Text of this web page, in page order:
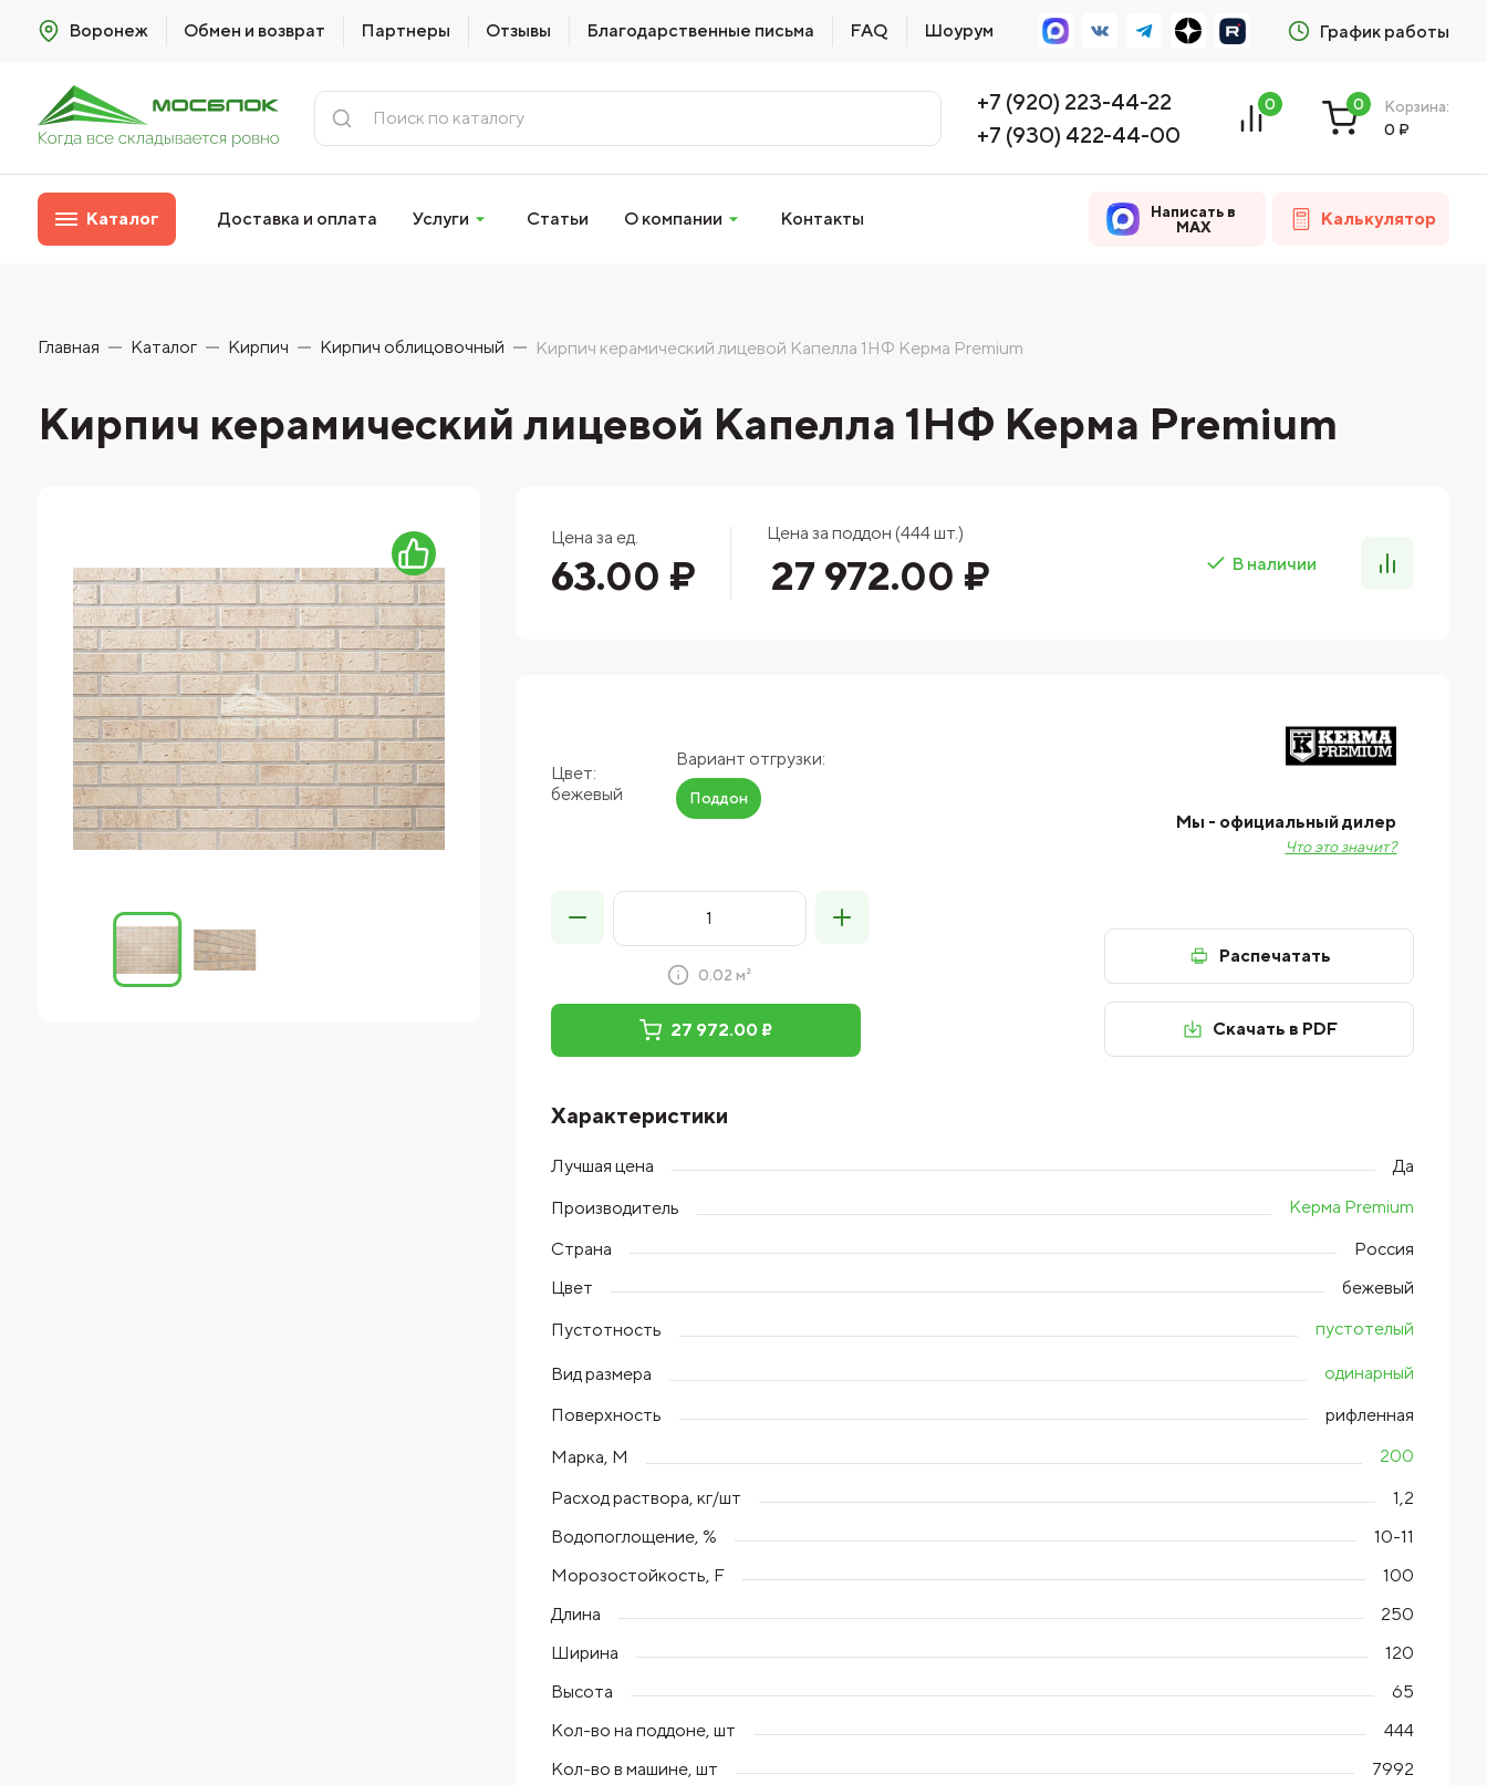
Воронеж Обмен и возврат Партнеры Отзывы Благодарственные письма FAQ Шоурум График работы
+7 (920) 223-44-22
+7 (930) 422-44-00
0 0
Корзина:
0 ₽
Каталог Доставка и оплата Услуги Статьи О компании Контакты
Написать в
MAX
Калькулятор
Главная Каталог Кирпич Кирпич облицовочный Кирпич керамический лицевой Капелла 1НФ Керма Premium
Кирпич керамический лицевой Капелла 1НФ Керма Premium
Цена за ед.
63.00 ₽
Цена за поддон (444 шт.)
27 972.00 ₽ В наличии
Цвет:
бежевый
Вариант отгрузки:
Поддон
Мы - официальный дилер
Что это значит?
0.02 м²
27 972.00 ₽
Распечатать
Скачать в PDF
Характеристики
Лучшая цена
Да
Производитель
Керма Premium
Страна
Россия
Цвет
бежевый
Пустотность
пустотелый
Вид размера
одинарный
Поверхность
рифленная
Марка, М
200
Расход раствора, кг/шт
1,2
Водопоглощение, %
10-11
Морозостойкость, F
100
Длина
250
Ширина
120
Высота
65
Кол-во на поддоне, шт
444
Кол-во в машине, шт
7992